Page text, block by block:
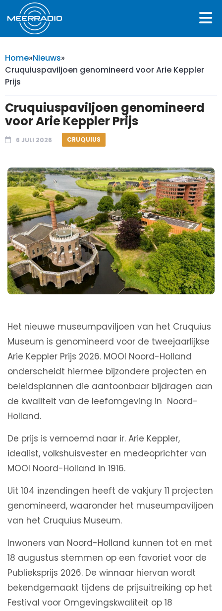
Home»Nieuws»
Cruquiuspaviljoen genomineerd voor Arie Keppler
Prijs
Cruquiuspaviljoen genomineerd
voor Arie Keppler Prijs
6 JULI 2026 CRUQUIUS
Het nieuwe museumpaviljoen van het Cruquius
Museum is genomineerd voor de tweejaarlijkse
Arie Keppler Prijs 2026. MOOI Noord-Holland
onderscheidt hiermee bijzondere projecten en
beleidsplannen die aantoonbaar bijdragen aan
de kwaliteit van de leefomgeving in Noord-
Holland.
De prijs is vernoemd naar ir. Arie Keppler,
idealist, volkshuisvester en medeoprichter van
MOOI Noord-Holland in 1916.
Uit 104 inzendingen heeft de vakjury 11 projecten
genomineerd, waaronder het museumpaviljoen
van het Cruquius Museum.
Inwoners van Noord-Holland kunnen tot en met
18 augustus stemmen op een favoriet voor de
Publieksprijs 2026. De winnaar hiervan wordt
bekendgemaakt tijdens de prijsuitreiking op het
Festival voor Omgevingskwaliteit op 18